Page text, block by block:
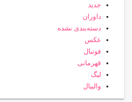
جدید
داوران
دسته‌بندی نشده
عکس
فوتبال
قهرمانی
لیگ
والیبال